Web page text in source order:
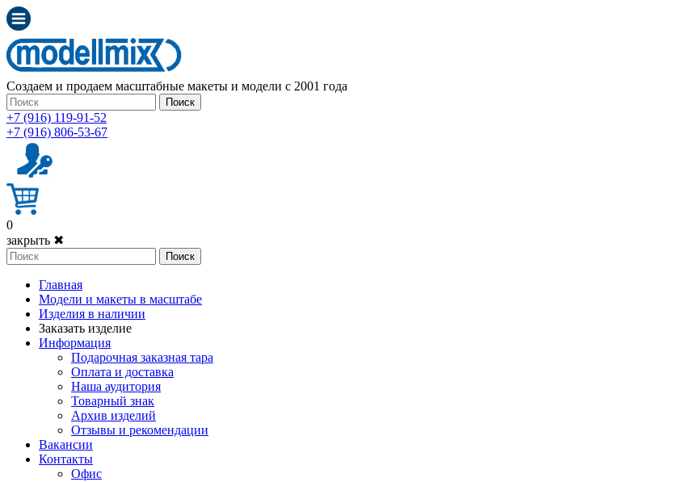
Создаем и продаем масштабные макеты и модели с 2001 года
Поиск
+7 (916) 119-91-52
+7 (916) 806-53-67
0
закрыть ✖
Поиск
Главная
Модели и макеты в масштабе
Изделия в наличии
Заказать изделие
Информация
Подарочная заказная тара
Оплата и доставка
Наша аудитория
Товарный знак
Архив изделий
Отзывы и рекомендации
Вакансии
Контакты
Офис